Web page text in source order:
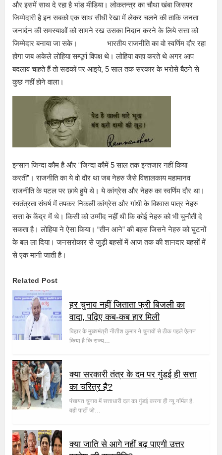
और इसमें साथ दे रहा है भांड मीडिया। लोकतन्त्र का चौथा खंबा जिसपर
जिम्मेदारी है इन सबको एक साथ सीधी रेखा में लेकर चलने की ताकि जनता
जनार्दन की समस्याओं को सामने रख उसका निदान करने के लिये सत्ता को
जिम्मेदार बनाया जा सके। भारतीय राजनीति का वो स्वर्णिम दौर रहा
होगा जब अकेले लोहिया सम्पूर्ण विपक्ष थे। लोहिया कहा करते थे अगर आप
बदलाव चाहते हैं तो सडकों पर आइये, 5 साल तक सरकार के भरोसे बैठने से
कुछ नहीं होने वाला।
इन्सान जिन्दा कौम है और “जिन्दा कौमें 5 साल तक इन्तजार नहीं किया
करतीं”। राजनीति का ये वो दौर था जब नेहरु जैसे विशालकाय महामानव
राजनीति के पटल पर छाये हुये थे। ये कांग्रेस और नेहरु का स्वर्णिम दौर था।
स्वतंत्रता संघर्ष में तपकर निकली कांग्रेस और गांधी के विश्वास पात्र नेहरु
सत्ता के केंद्र में थे। किसी को उम्मीद नहीं थी कि कोई नेहरु को भी चुनौती दे
सकता है। लोहिया ने ऐसा किया। “तीन आने” की बहस जिसने नेहरु को घुटनों
के बल ला दिया। जनसरोकार से जुड़ी बहसों में आज तक की शानदार बहसों में
से एक मानी जाती है।
Related Post
हर चुनाव नहीं जिताता फ्री बिजली का
वादा, पढ़िए कब-कब हार मिली
बिहार के मुख्यमंत्री नीतीश कुमार ने चुनावों से ठीक पहले ऐलान
किया है कि राज्य…
क्या सरकारी तंत्र के दम पर गुंडई ही सत्ता
का चरित्र है?
पंचायत चुनाव में सत्ताधारी दल का गुंडई करना ही न्यू नॉर्मल है.
वही पार्टी जो…
क्या जाति से आगे नहीं बढ़ पाएगी उत्तर